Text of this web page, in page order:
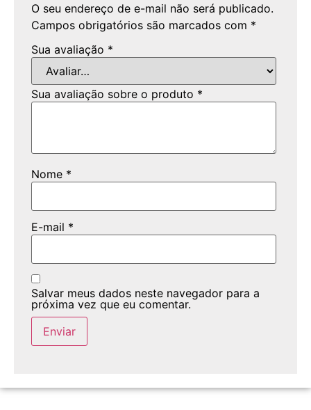
O seu endereço de e-mail não será publicado.
Campos obrigatórios são marcados com *
Sua avaliação *
Sua avaliação sobre o produto *
Nome *
E-mail *
Salvar meus dados neste navegador para a
próxima vez que eu comentar.